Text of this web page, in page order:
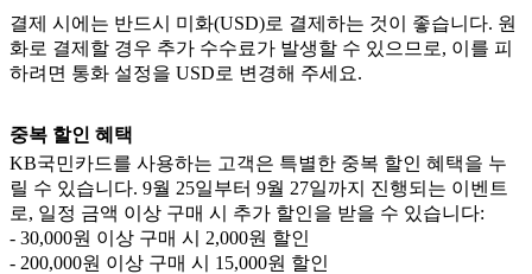
결제 시에는 반드시 미화(USD)로 결제하는 것이 좋습니다. 원
화로 결제할 경우 추가 수수료가 발생할 수 있으므로, 이를 피
하려면 통화 설정을 USD로 변경해 주세요.
중복 할인 혜택
KB국민카드를 사용하는 고객은 특별한 중복 할인 혜택을 누
릴 수 있습니다. 9월 25일부터 9월 27일까지 진행되는 이벤트
로, 일정 금액 이상 구매 시 추가 할인을 받을 수 있습니다:
- 30,000원 이상 구매 시 2,000원 할인
- 200,000원 이상 구매 시 15,000원 할인